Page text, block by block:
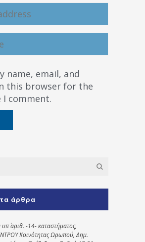
name, email, and
this browser for the
I comment.
άρθρα
αριθ. -14- καταστήματος,
Κοινότητας Ωρωπού, Δημ.